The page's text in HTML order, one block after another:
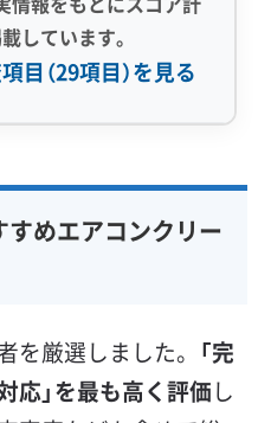
侵入し、エアコンが
では見られないよう
ってしまうのです。
セメント汚れ」の
粉が、エアコン内
しています。
目（29項目）を見る
実績10年以上
女性スタッフ在籍
ハウスダスト除去
めエアコンクリー
を厳選しました。 「完
応」を最も高く評価し